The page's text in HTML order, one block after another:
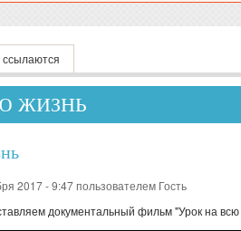
ЖИЗНЬ
2017 - 9:47 пользователем Гость
документальный фильм "Урок на всю